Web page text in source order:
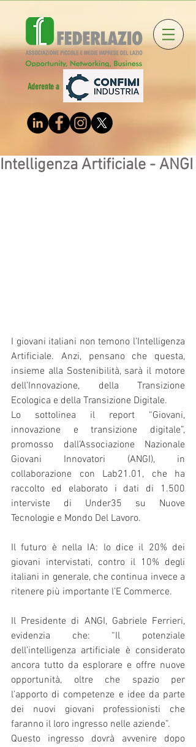
Aderente a
Intelligenza Artificiale - ANGI
I giovani italiani non temono l’Intelligenza
Artificiale. Anzi, pensano che questa,
insieme alla Sostenibilità, sarà il motore
dell’Innovazione, della Transizione
Ecologica e della Transizione Digitale.
Lo sottolinea il report “Giovani,
innovazione e transizione digitale”,
promosso dall’Associazione Nazionale
Giovani Innovatori (ANGI), in
collaborazione con Lab21.01, che ha
raccolto ed elaborato i dati di 1.500
interviste di Under35 su Nuove
Tecnologie e Mondo Del Lavoro.
Il futuro è nella IA: lo dice il 20% dei
giovani intervistati, contro il 10% degli
italiani in generale, che continua invece a
ritenere più importante l’E Commerce.
Il Presidente di ANGI, Gabriele Ferrieri,
evidenzia che: “Il potenziale
dell’intelligenza artificiale è considerato
ancora tutto da esplorare e offre nuove
opportunità, oltre che spazio per
l’apporto di competenze e idee da parte
dei nuovi giovani professionisti che
faranno il loro ingresso nelle aziende”.
Questo ingresso dovrà avvenire dopo